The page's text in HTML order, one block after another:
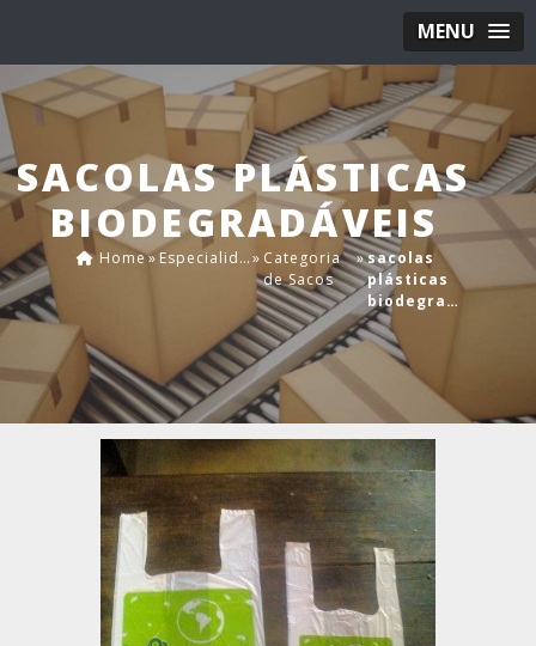
MENU
SACOLAS PLÁSTICAS
BIODEGRADÁVEIS
Home» Especialidades » Categoria
de Sacos
»sacolas
plásticas
biodegradáveis